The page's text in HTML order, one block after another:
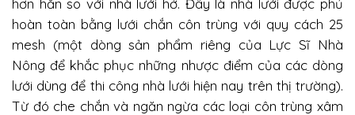
hoàn toàn bằng lưới chắn côn trùng với quy cách 25
mesh (một dòng sản phẩm riêng của Lực Sĩ Nhà
Nông để khắc phục những nhược điểm của các dòng
lưới dùng để thi công nhà lưới hiện nay trên thị trường).
Từ đó che chắn và ngăn ngừa các loại côn trùng xâm